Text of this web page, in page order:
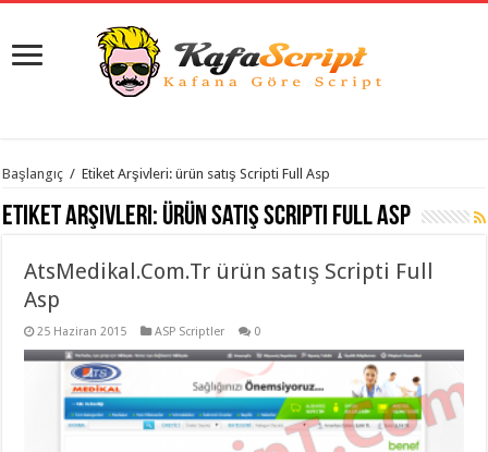
istanbul
evden
eve
organizasyon,
gaziantep
evden
taşımacılık,
evden
Başlangıç / Etiket Arşivleri: ürün satış Scripti Full Asp
Etiket Arşivleri: ürün satış Scripti Full Asp
AtsMedikal.Com.Tr ürün satış Scripti Full
Asp
25 Haziran 2015 ASP Scriptler 0